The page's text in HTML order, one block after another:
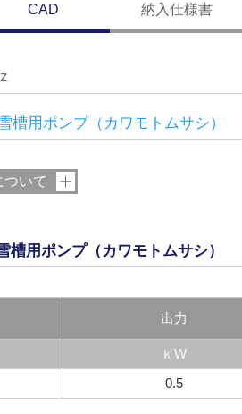
CAD 納入仕様書
槽用ポンプ（カワモトムサシ）
いて
用ポンプ（カワモトムサシ）
出力
ｋW
0.5